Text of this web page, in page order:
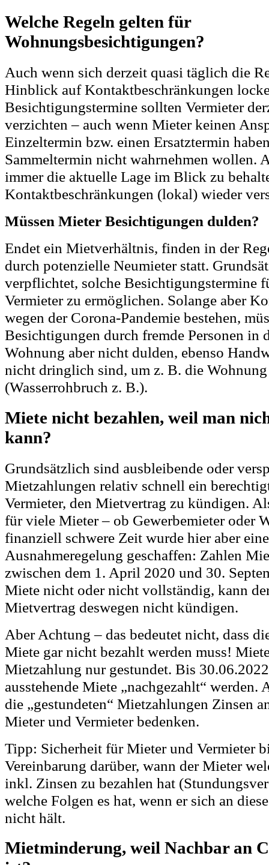
Welche Regeln gelten für
Wohnungsbesichtigungen?
Auch wenn sich derzeit quasi täglich die
Hinblick auf Kontaktbeschränkungen
Besichtigungstermine sollten Vermieter
verzichten – auch wenn Mieter keinen
Einzeltermin bzw. einen Ersatztermin
Sammeltermin nicht wahrnehmen wollen.
immer die aktuelle Lage im Blick zu
Kontaktbeschränkungen (lokal) wieder
Müssen Mieter Besichtigungen dulden?
Endet ein Mietverhältnis, finden in der
durch potenzielle Neumieter statt.
verpflichtet, solche Besichtigungstermine
Vermieter zu ermöglichen. Solange aber
wegen der Corona-Pandemie bestehen,
Besichtigungen durch fremde Personen in
Wohnung aber nicht dulden, ebenso
nicht dringlich sind, um z. B. die
(Wasserrohbruch z. B.).
Miete nicht bezahlen, weil man
kann?
Grundsätzlich sind ausbleibende oder
Mietzahlungen relativ schnell ein
Vermieter, den Mietvertrag zu kündigen.
für viele Mieter – ob Gewerbemieter oder
finanziell schwere Zeit wurde hier aber
Ausnahmeregelung geschaffen: Zahlen
zwischen dem 1. April 2020 und 30.
Miete nicht oder nicht vollständig, kann
Mietvertrag deswegen nicht kündigen.
Aber Achtung – das bedeutet nicht, dass
Miete gar nicht bezahlt werden muss!
Mietzahlung nur gestundet. Bis
ausstehende Miete „nachgezahlt“ werden.
die „gestundeten“ Mietzahlungen Zinsen
Mieter und Vermieter bedenken.
Tipp: Sicherheit für Mieter und Vermieter
Vereinbarung darüber, wann der Mieter
inkl. Zinsen zu bezahlen hat
welche Folgen es hat, wenn er sich an
nicht hält.
Mietminderung, weil Nachbar an